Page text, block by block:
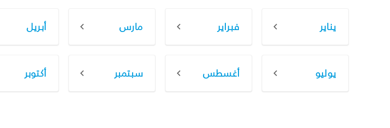
يناير فبراير مارس أبريل
يوليو أغسطس سبتمبر أكتوبر